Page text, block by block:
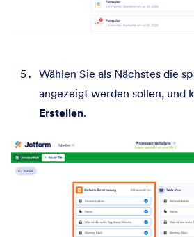
Wählen Sie als Nächstes die
angezeigt werden sollen, und
Erstellen.